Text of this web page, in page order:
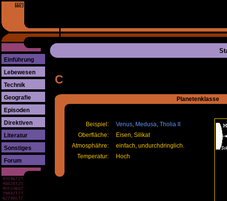
Einführung
Lebewesen
Technik
Geografie
Episoden
Direktiven
Literatur
Sonstiges
Forum
C
Planetenklasse
Beispiel: Venus, Medusa, Tholia II
Oberfläche:
Eisen, Silikat
Atmosphähre:
einfach, undurchdringlich.
Temperatur:
Hoch